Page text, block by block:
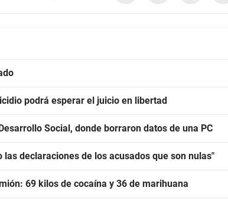
podrá esperar el juicio en libertad
Social, donde borraron datos de una PC
las declaraciones de los acusados que son nulas"
69 kilos de cocaína y 36 de marihuana